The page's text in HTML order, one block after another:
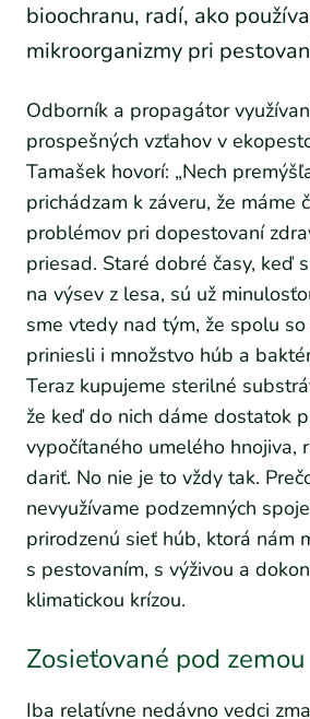
bioochranu, radí, ako
mikroorganizmy pri
Odborník a propagátor
prospešných vzťahov v
Tamašek hovorí: „Nech
prichádzam k záveru, že máme
problémov pri dopestovaní
priesad. Staré dobré časy, keď
na výsev z lesa, sú už
sme vtedy nad tým, že spolu
priniesli i množstvo húb a
Teraz kupujeme sterilné
že keď do nich dáme dostatok
vypočítaného umelého hnojiva,
dariť. No nie je to vždy tak.
nevyužívame podzemných
prirodzenú sieť húb, ktorá nám
s pestovaním, s výživou a
klimatickou krízou.
Zosieťované pod zemou
Iba relatívne nedávno vedci